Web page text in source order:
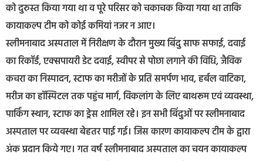
को दुरुस्त किया गया था व पूरे परिसर को चकाचक किया गया था ताकि
कायाकल्प टीम को कोई कमियां नजर न आए।
स्लीमनाबाद अस्पताल में निरीक्षण के दौरान मुख्य बिंदु साफ सफाई, दवाई
का रिकॉर्ड, एक्सपायरी डेट दवाई, स्वीपर से पोछा लगाने की विधि, जैविक
कचरा का निस्पादन, स्टाफ का मरीजों के प्रति समर्पण भाव, हर्बल वाटिका,
मरीज का हॉस्पिटल तक पहुंच मार्ग, विकलांग के लिए बाथरूम एवं व्यवस्था,
पार्किंग स्थान, स्टाफ का ड्रेस शामिल रहे। इन सभी बिंदुओं पर स्लीमनाबाद
अस्पताल पर व्यवस्था बेहतर पाई गई। जिस कारण कायाकल्प टीम के द्वारा
अंक प्रदान किये गए। गत वर्ष स्लीमनाबाद अस्पताल का चयन कायाकल्प